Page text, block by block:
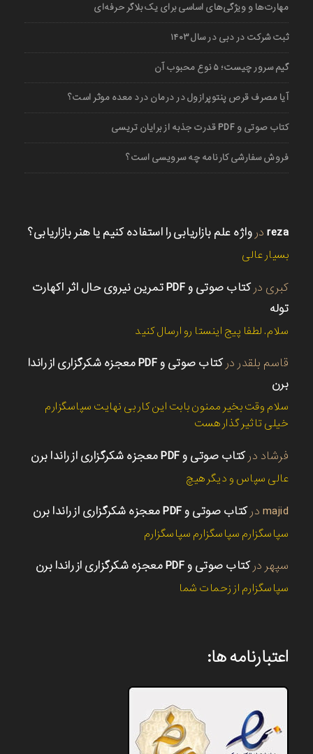
مهارت‌ها و ویژگی‌های اساسی برای یک بلاگر حرفه‌ای
ثبت شرکت در دبی در سال ۱۴۰۳
گیم سرور چیست؛ ۵ نوع محبوب آن
آیا مصرف قرص پنتوپرازول در درمان درد معده موثر است؟
کتاب صوتی و PDF قدرت جذبه از برایان تریسی
فروش سفارشی کارنامه چه سرویسی است؟
reza در واژه علم بازاریابی را استفاده کنیم یا هنر بازاریابی؟
بسیار عالی
کبری در
کتاب صوتی و PDF تمرین نیروی حال اثر اکهارت
توله
سلام. لطفا پیج اینستا رو ارسال کنید
قاسم بلقدر در
کتاب صوتی و PDF معجزه شکرگزاری از راندا
برن
سلام وقت بخیر ممنون بابت این کار بی نهایت سپاسگزارم
خیلی تاثیر گذار هست
فرشاد درکتاب صوتی و PDF معجزه شکرگزاری از راندا برن
عالی سپاس و دیگر هیچ
majid درکتاب صوتی و PDF معجزه شکرگزاری از راندا برن
سپاسگزارم سپاسگزارم سپاسگزارم
سپهر درکتاب صوتی و PDF معجزه شکرگزاری از راندا برن
سپاسگزارم از زحمات شما
اعتبارنامه ها: